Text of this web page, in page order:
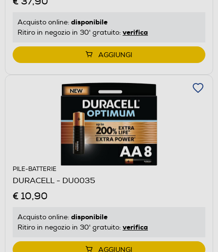
Acquisto online: disponibile
Ritiro in negozio in 30' gratuito: verifica
AGGIUNGI
PILE-BATTERIE
DURACELL - DU0035
€ 10,90
Acquisto online: disponibile
Ritiro in negozio in 30' gratuito: verifica
AGGIUNGI